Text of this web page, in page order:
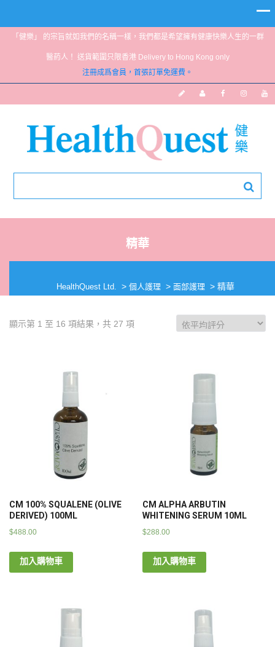
「健樂」 的宗旨就如我們的名稱一樣，我們都是希望擁有健康快樂人生的一群
醫葯人！ 送貨範圍只限香港 Delivery to Hong Kong only
注冊成爲會員，首張訂單免運費。
精華
HealthQuest Ltd. > 個人護理 > 面部護理 > 精華
顯示第 1 至 16 項結果，共 27 項
CM 100% SQUALENE (OLIVE
DERIVED) 100ML
$488.00
加入購物車
CM ALPHA ARBUTIN
WHITENING SERUM 10ML
$288.00
加入購物車